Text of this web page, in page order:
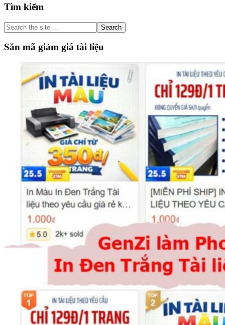
Primary
Sidebar
Tìm kiếm
Search
the
site
...
Săn mã giảm giá tài liệu